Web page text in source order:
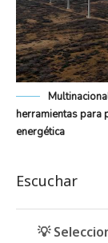
herramientas para
energética
Escuchar
💡